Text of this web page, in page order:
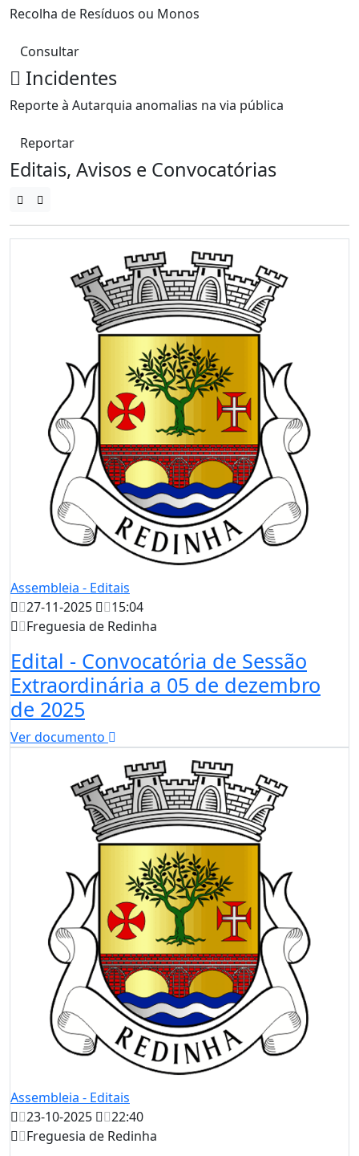
Recolha de Resíduos ou Monos
Consultar
Incidentes
Reporte à Autarquia anomalias na via pública
Reportar
Editais, Avisos e Convocatórias
Assembleia - Editais
27-11-2025
15:04
Freguesia de Redinha
Edital - Convocatória de Sessão
Extraordinária a 05 de dezembro
de 2025
Ver documento
Assembleia - Editais
23-10-2025
22:40
Freguesia de Redinha